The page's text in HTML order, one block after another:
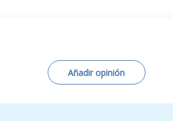
Añadir opinión